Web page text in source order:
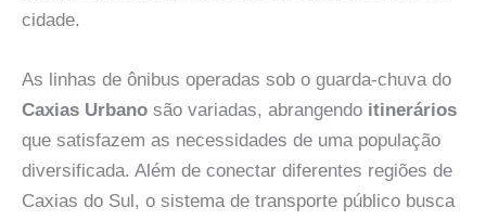
cidade.
As linhas de ônibus operadas sob o guarda-chuva do
Caxias Urbano são variadas, abrangendo itinerários
que satisfazem as necessidades de uma população
diversificada. Além de conectar diferentes regiões de
Caxias do Sul, o sistema de transporte público busca